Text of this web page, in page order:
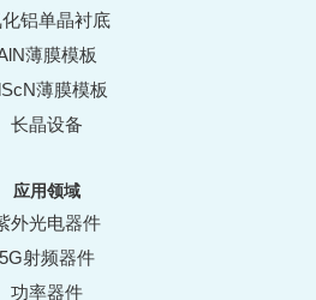
铝单晶衬底
薄膜模板
薄膜模板
长晶设备
应用领域
外光电器件
5G射频器件
功率器件